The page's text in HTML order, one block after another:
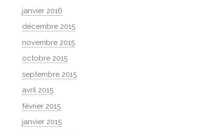
janvier 2016
décembre 2015
novembre 2015
octobre 2015
septembre 2015
avril 2015
février 2015
janvier 2015